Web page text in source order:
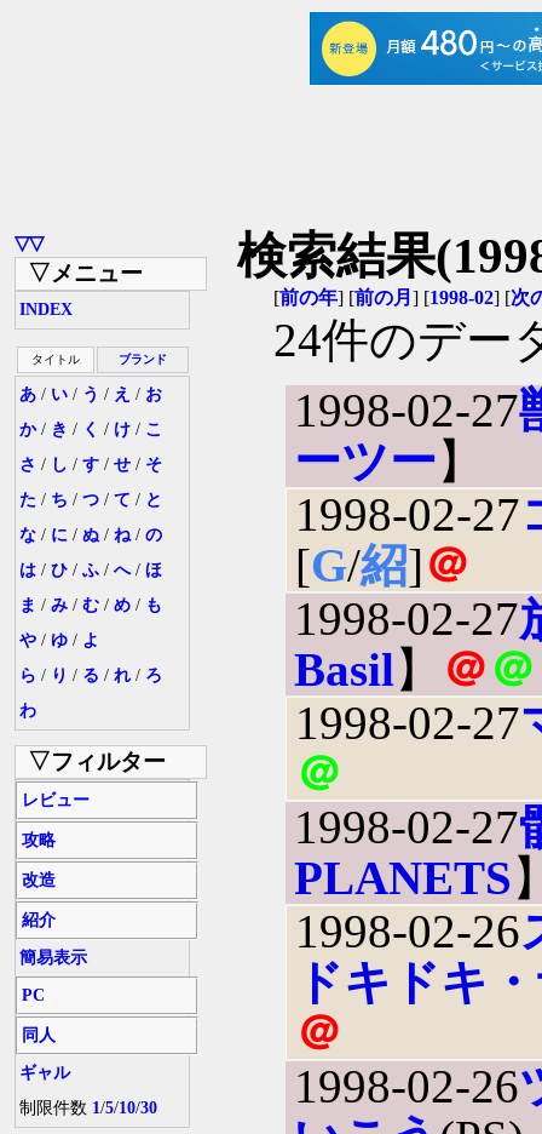
▽▽
▽メニュー
INDEX
タイトル ブランド
あ / い / う / え / お
か/ き / く / け / こ
さ / し / す / せ / そ
た / ち / つ / て / と
な / に / ぬ / ね / の
は / ひ / ふ / へ/ ほ
ま / み / む / め / も
や / ゆ / よ
ら / り / る / れ / ろ
わ
▽フィルター
レビュー
攻略
改造
紹介
簡易表示
PC
同人
ギャル
制限件数 1/5/10/30
検索結果
[前の年] [前の月 ] [1998-02] [次
24件のデー
1998-02-27
ーツー】
1998-02-27
[G/紹]＠
1998-02-27
Basil】 ＠＠
1998-02-27
＠
1998-02-27
PLANETS
1998-02-26
ドキドキ
＠
1998-02-26